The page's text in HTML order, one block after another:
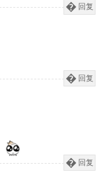
回复
回复
回复